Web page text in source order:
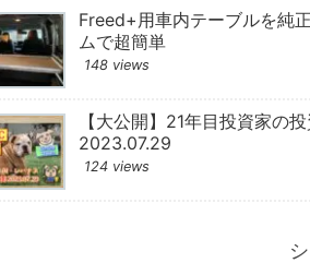
Freed+用車内テーブルを純
ムで超簡単
148 views
【大公開】21年目投資家の
2023.07.29
124 views